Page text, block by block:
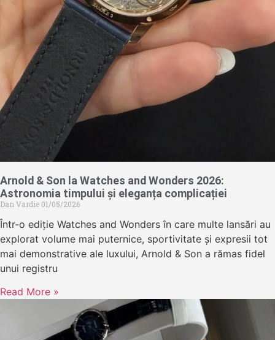
Arnold & Son la Watches and Wonders 2026:
Astronomia timpului și eleganța complicației
Dan Vardie 01/05/2026
Într-o ediție Watches and Wonders în care multe lansări au
explorat volume mai puternice, sportivitate și expresii tot
mai demonstrative ale luxului, Arnold & Son a rămas fidel
unui registru
Read More »